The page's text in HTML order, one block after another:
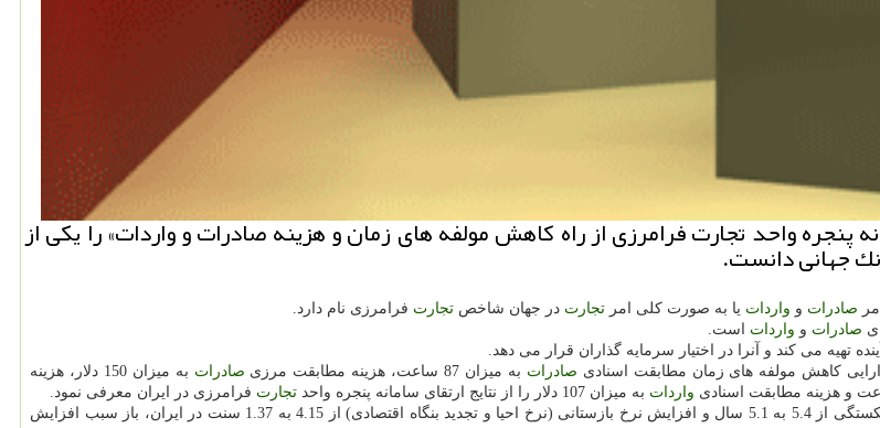
پنجره واحد تجارت فرامرزی از راه كاهش مولفه های زمان و هزینه صادرات و واردات» را یكی از
صادرات و واردات یا به صورت كلی امر تجارت در جهان شاخص تجارت فرامرزی نام دارد.
صادرات و واردات است.
تهیه می كند و آنرا در اختیار سرمایه گذاران قرار می دهد.
كاهش مولفه های زمان مطابقت اسنادی صادرات به میزان 87 ساعت، هزینه مطابقت مرزی صادرات
به میزان 150 دلار، هزینه
واردات به میزان 107 دلار را از نتایج ارتقای سامانه پنجره واحد تجارت فرامرزی در ایران معرفی نمود.
به گفته «سیدحسین میرشجاعیان»، بر طبق این گزارش كاهش زمان مورد نیاز فرآیند ورشكستگی از 5.4 به 5.1 سال و افزایش نرخ بازستانی (نرخ احیا و تجدید بنگاه اقتصادی) از 4.15 به 1.37 سنت در ایران، باز سبب افزایش